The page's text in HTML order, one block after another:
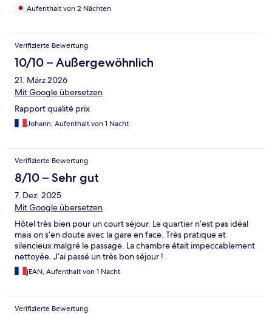
Aufenthalt von 2 Nächten
Verifizierte Bewertung
10/10 – Außergewöhnlich
21. März 2026
Mit Google übersetzen
Rapport qualité prix
Johann, Aufenthalt von 1 Nacht
Verifizierte Bewertung
8/10 – Sehr gut
7. Dez. 2025
Mit Google übersetzen
Hôtel très bien pour un court séjour. Le quartier n’est pas idéal
mais on s’en doute avec la gare en face. Très pratique et
silencieux malgré le passage. La chambre était impeccablement
nettoyée. J’ai passé un très bon séjour !
jEAN, Aufenthalt von 1 Nacht
Verifizierte Bewertung